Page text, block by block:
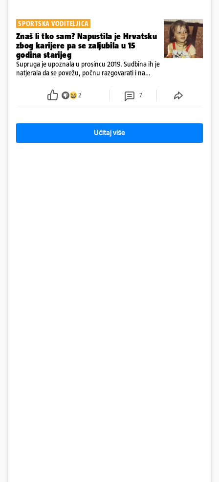
SPORTSKA VODITELJICA
Znaš li tko sam? Napustila je Hrvatsku
zbog karijere pa se zaljubila u 15
godina starijeg
Supruga je upoznala u prosincu 2019. Sudbina ih je
natjerala da se povežu, počnu razgovarati i na
2 7
Učitaj više